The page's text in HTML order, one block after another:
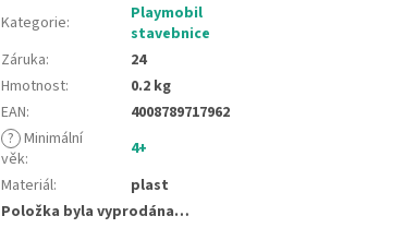
Kategorie:
Playmobil
stavebnice
Záruka:
24
Hmotnost:
0.2 kg
EAN:
4008789717962
? Minimální
věk:
4+
Materiál:
plast
Položka byla vyprodána…